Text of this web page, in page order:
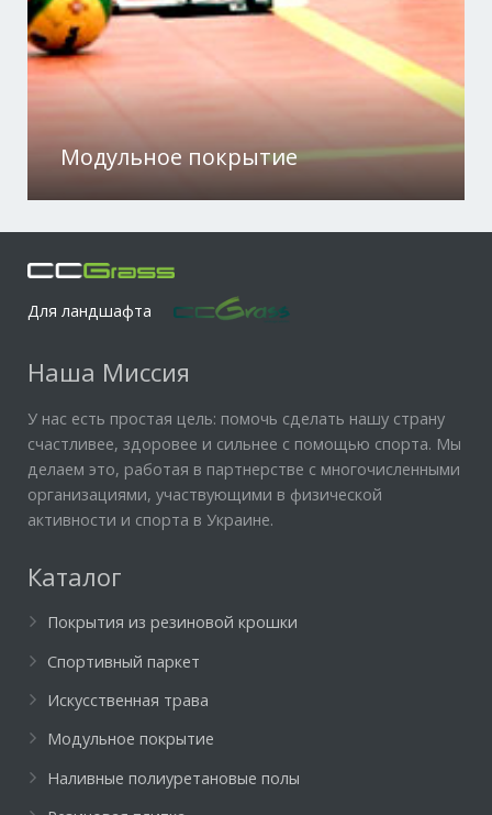
Модульное покрытие
Для ландшафта
Наша Миссия
У нас есть простая цель: помочь сделать нашу страну
счастливее, здоровее и сильнее с помощью спорта. Мы
делаем это, работая в партнерстве с многочисленными
организациями, участвующими в физической
активности и спорта в Украине.
Каталог
Покрытия из резиновой крошки
Спортивный паркет
Искусственная трава
Модульное покрытие
Наливные полиуретановые полы